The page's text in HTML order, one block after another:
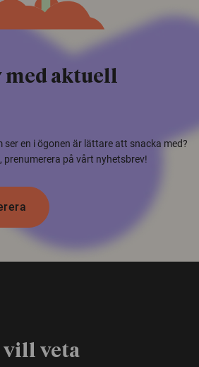
med aktuell
en i ögonen är lättare att snacka med?
prenumerera på vårt nyhetsbrev!
vill veta